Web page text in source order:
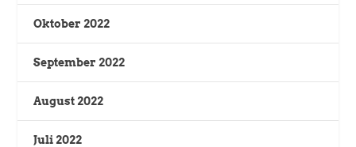
Oktober 2022
September 2022
August 2022
Juli 2022